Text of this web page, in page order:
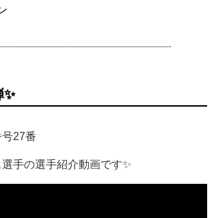
号27番
手の選手紹介動画です✨